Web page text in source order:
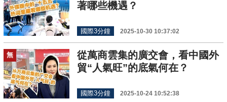
著哪些機遇？
國際3分鐘 2025-10-30 10:37:02
無
從萬商雲集的廣交會，看中國外
貿“人氣旺”的底氣何在？
國際3分鐘 2025-10-24 10:52:38